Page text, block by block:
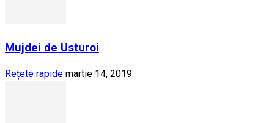
Mujdei de Usturoi
Rețete rapide martie 14, 2019